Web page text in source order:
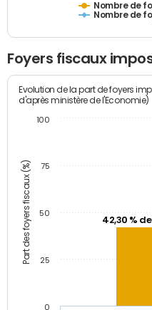
Nombre de
Nombre de
Foyers fiscaux
Part des foyers fiscaux (%)
Evolution de la part de foyers
d'après ministère de l'Economie)
42,30 %
0
25
50
75
100